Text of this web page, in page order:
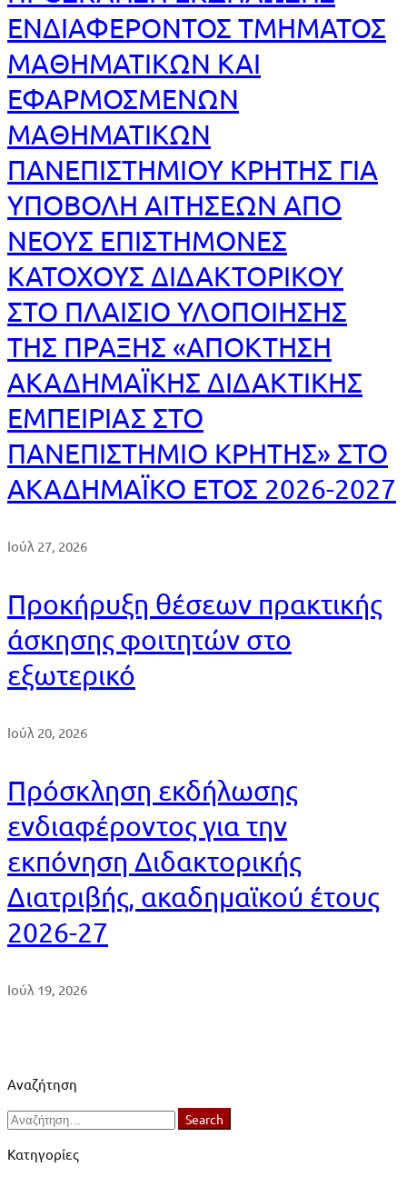
ΕΝΔΙΑΦΕΡΟΝΤΟΣ ΤΜΗΜΑΤΟΣ
ΜΑΘΗΜΑΤΙΚΩΝ ΚΑΙ
ΕΦΑΡΜΟΣΜΕΝΩΝ
ΜΑΘΗΜΑΤΙΚΩΝ
ΠΑΝΕΠΙΣΤΗΜΙΟΥ ΚΡΗΤΗΣ ΓΙΑ
ΥΠΟΒΟΛΗ ΑΙΤΗΣΕΩΝ ΑΠΟ
ΝΕΟΥΣ ΕΠΙΣΤΗΜΟΝΕΣ
ΚΑΤΟΧΟΥΣ ΔΙΔΑΚΤΟΡΙΚΟΥ
ΣΤΟ ΠΛΑΙΣΙΟ ΥΛΟΠΟΙΗΣΗΣ
ΤΗΣ ΠΡΑΞΗΣ «ΑΠΟΚΤΗΣΗ
ΑΚΑΔΗΜΑΪΚΗΣ ΔΙΔΑΚΤΙΚΗΣ
ΕΜΠΕΙΡΙΑΣ ΣΤΟ
ΠΑΝΕΠΙΣΤΗΜΙΟ ΚΡΗΤΗΣ» ΣΤΟ
ΑΚΑΔΗΜΑΪΚΟ ΕΤΟΣ 2026-2027
Ιούλ 27, 2026
Προκήρυξη θέσεων πρακτικής
άσκησης φοιτητών στο
εξωτερικό
Ιούλ 20, 2026
Πρόσκληση εκδήλωσης
ενδιαφέροντος για την
εκπόνηση Διδακτορικής
Διατριβής, ακαδημαϊκού έτους
2026-27
Ιούλ 19, 2026
Αναζήτηση
Search
Search
Κατηγορίες